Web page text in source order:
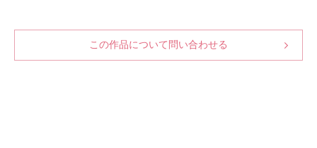
この作品について問い合わせる